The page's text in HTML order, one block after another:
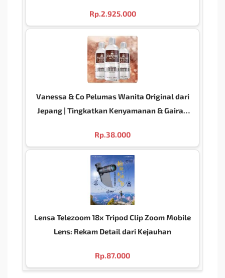
Rp.2.925.000
Vanessa & Co Pelumas Wanita Original dari
Jepang | Tingkatkan Kenyamanan & Gairah
Rp.38.000
Lensa Telezoom 18x Tripod Clip Zoom Mobile
Lens: Rekam Detail dari Kejauhan
Rp.87.000